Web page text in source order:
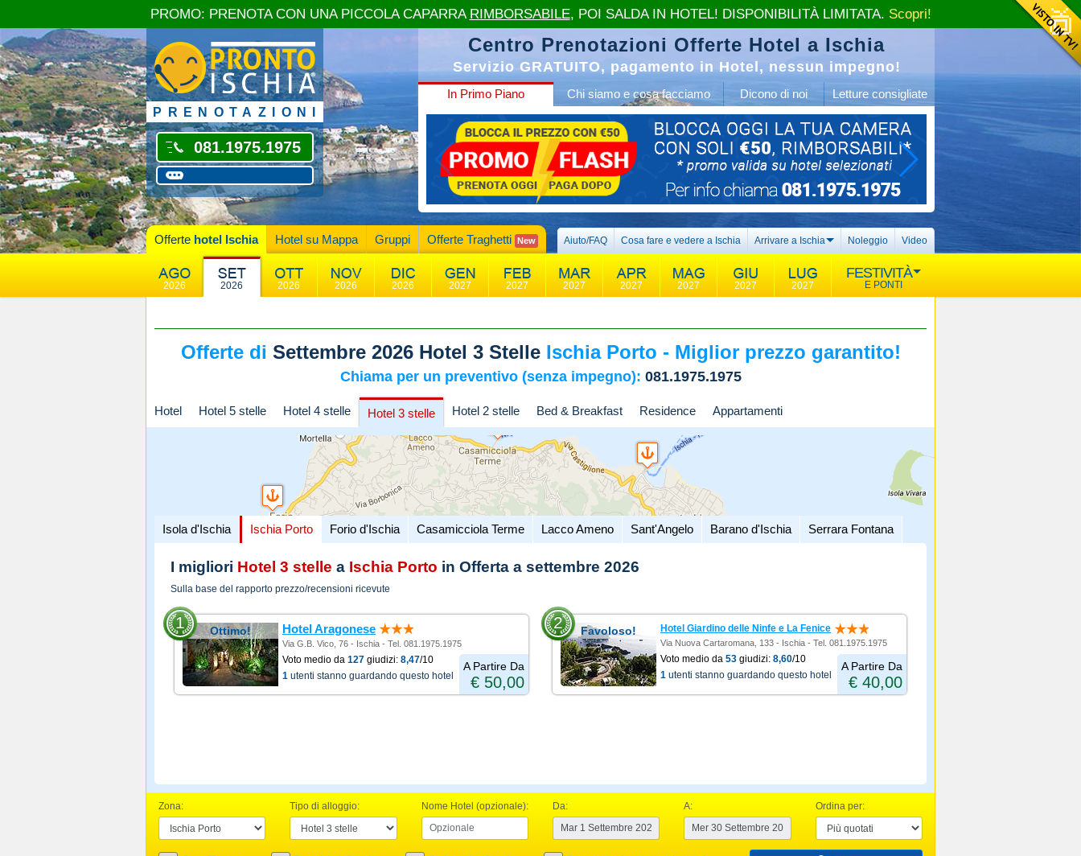
PRENOTAZIONI
081.1975.1975
Centro Prenotazioni Offerte Hotel a Ischia
Servizio GRATUITO, pagamento in Hotel, nessun impegno!
In Primo Piano Chi siamo e cosa facciamo Dicono di noi Letture consigliate
Offerte hotel Ischia Hotel su Mappa Gruppi Offerte Traghetti New Aiuto/FAQ Cosa fare e vedere a Ischia Arrivare a Ischia Noleggio Video
2026 2026 2026 2026 2026 2027 2027 2027 2027 2027 2027 2027
FESTIVITÀ
E PONTI
Offerte di Settembre 2026 Hotel 3 StelleIschia Porto - Miglior prezzo garantito!
Chiama per un preventivo (senza impegno): 081.1975.1975
Hotel Hotel 5 stelle Hotel 4 stelle Hotel 3 stelle Hotel 2 stelle Bed & Breakfast Residence Appartamenti
Isola d'Ischia Ischia Porto Forio d'Ischia Casamicciola Terme Lacco Ameno Sant'Angelo Barano d'Ischia Serrara Fontana
I migliori Hotel 3 stelle a Ischia Porto in Offerta a settembre 2026
Sulla base del rapporto prezzo/recensioni ricevute
Ottimo!
1 Hotel Aragonese
Via G.B. Vico, 76 - Ischia - Tel. 081.1975.1975
Voto medio da 127 giudizi: 8,47/10
1 utenti stanno guardando questo hotel
A Partire Da
€ 50,00
Favoloso!
2 Hotel Giardino delle Ninfe e La Fenice
Via Nuova Cartaromana, 133 - Ischia - Tel. 081.1975.1975
Voto medio da 53 giudizi: 8,60/10
1 utenti stanno guardando questo hotel
A Partire Da
€ 40,00
Zona: Tipo di alloggio: Nome Hotel (opzionale): Da: A: Ordina per:
PROMO: PRENOTA CON UNA PICCOLA CAPARRA RIMBORSABILE, POI SALDA IN HOTEL! DISPONIBILITÀ LIMITATA. Scopri!